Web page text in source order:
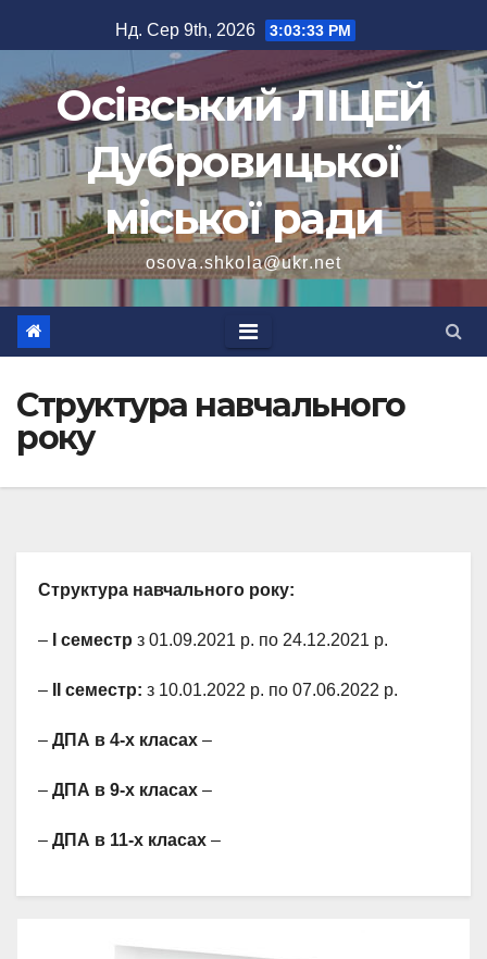
до
вмісту
Нд. Сер 9th, 2026 3:03:34 PM
Осівський ЛІЦЕЙ
Дубровицької
міської ради
osova.shkola@ukr.net
Структура навчального
року
Структура навчального року:
– І семестр з 01.09.2021 р. по 24.12.2021 р.
– ІІ семестр: з 10.01.2022 р. по 07.06.2022 р.
– ДПА в 4-х класах –
– ДПА в 9-х класах –
– ДПА в 11-х класах –